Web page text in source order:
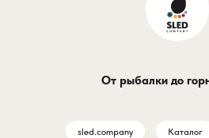
От рыбалки до
sled.company Каталог